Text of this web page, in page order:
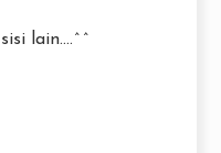
lain....^^